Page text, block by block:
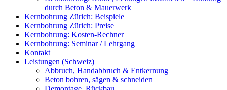
durch Beton & Mauerwerk
Kernbohrung Zürich: Beispiele
Kernbohrung Zürich: Preise
Kernbohrung: Kosten-Rechner
Kernbohrung: Seminar / Lehrgang
Kontakt
Leistungen (Schweiz)
Abbruch, Handabbruch & Entkernung
Beton bohren, sägen & schneiden